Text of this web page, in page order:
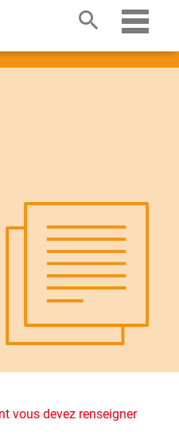
Ouvrir
vous devez renseigner